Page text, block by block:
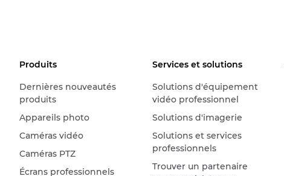
Produits
Dernières nouveautés
produits
Appareils photo
Caméras vidéo
Caméras PTZ
Écrans professionnels
Services et solutions
Solutions d'équipement
vidéo professionnel
Solutions d'imagerie
Solutions et services
professionnels
Trouver un partenaire